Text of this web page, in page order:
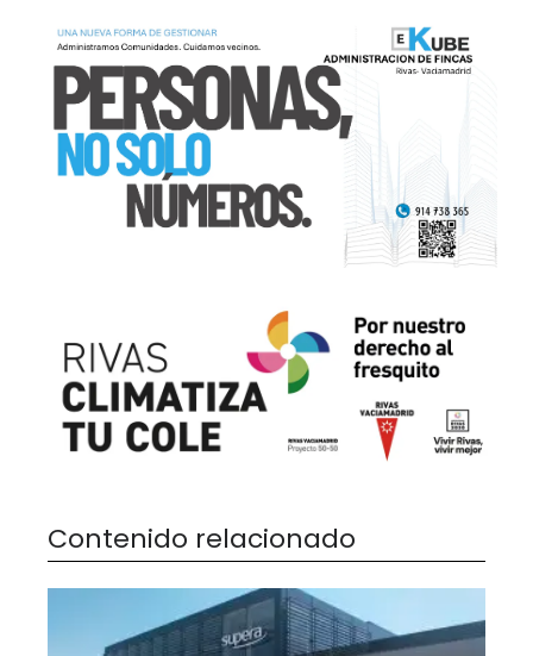
Contenido relacionado